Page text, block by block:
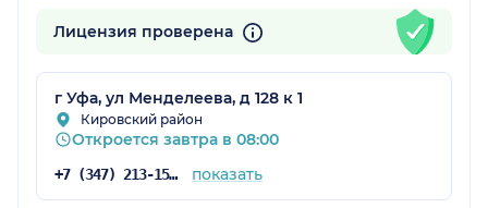
Лицензия проверена
г Уфа, ул Менделеева, д 128 к 1
Кировский район
Откроется завтра в 08:00
+7 (347) 213-15-78 показать